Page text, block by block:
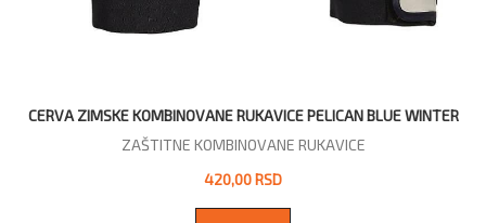
CERVA ZIMSKE KOMBINOVANE RUKAVICE PELICAN BLUE WINTER
ZAŠTITNE KOMBINOVANE RUKAVICE
420,00 RSD